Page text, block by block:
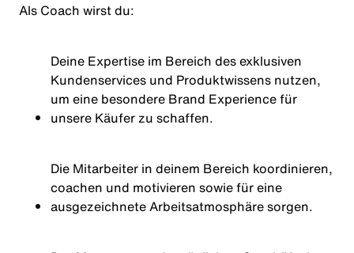
Als Coach wirstdu:
Deine Expertise im Bereich des exklusiven
Kundenservices und Produktwissens nutzen,
um eine besondere Brand Experience für
unsere Käufer zu schaffen.
Die Mitarbeiter in deinem Bereich koordinieren,
coachen und motivieren sowie für eine
ausgezeichnete Arbeitsatmosphäre sorgen.